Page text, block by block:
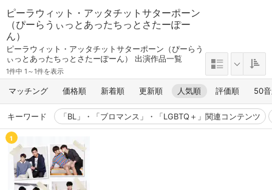
ピーラウィット・アッタチットサターポーン
（ぴーらうぃっとあったちっとさたーぽー
ん）
ピーラウィット・アッタチットサターポーン（ぴーらう
ぃっとあったちっとさたーぽーん） 出演作品一覧
1件中 1～1件を表示
マッチング 価格順 新着順 更新順 人気順 評価順 50
キーワード 「BL」・「ブロマンス」・「LGBTQ＋」関連コンテンツ
1